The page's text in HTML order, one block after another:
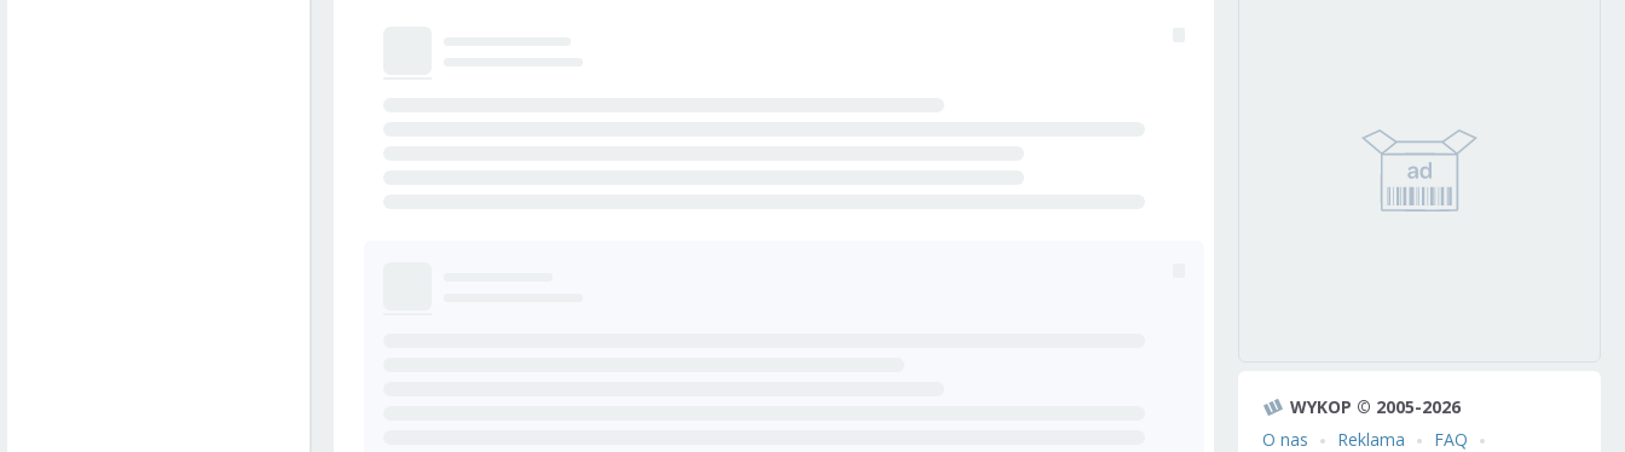
WYKOP © 2005-2026
O nas
Reklama
FAQ